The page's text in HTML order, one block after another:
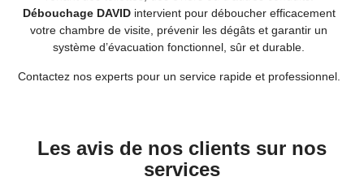
Débouchage DAVIDintervient pour déboucher efficacement
votre chambre de visite, prévenir les dégâts et garantir un
système d’évacuation fonctionnel, sûr et durable.
Contactez nos experts pour un service rapide et professionnel.
Les avis de nos clients sur nos
services